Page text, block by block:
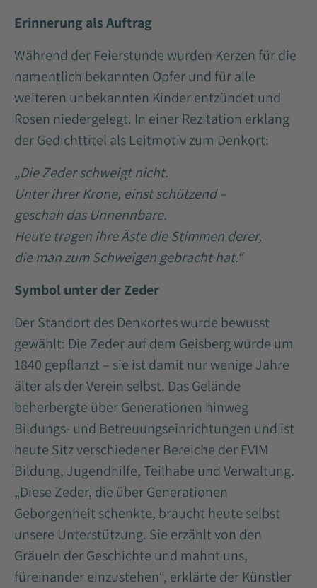
Erinnerung als Auftrag
Während der Feierstunde wurden Kerzen für die
namentlich bekannten Opfer und für alle
weiteren unbekannten Kinder entzündet und
Rosen niedergelegt. In einer Rezitation erklang
der Gedichttitel als Leitmotiv zum Denkort:
„Die Zeder schweigt nicht.
Unter ihrer Krone, einst schützend –
geschah das Unnennbare.
Heute tragen ihre Äste die Stimmen derer,
die man zum Schweigen gebracht hat.“
Symbol unter der Zeder
Der Standort des Denkortes wurde bewusst
gewählt: Die Zeder auf dem Geisberg wurde um
1840 gepflanzt – sie ist damit nur wenige Jahre
älter als der Verein selbst. Das Gelände
beherbergte über Generationen hinweg
Bildungs- und Betreuungseinrichtungen und ist
heute Sitz verschiedener Bereiche der EVIM
Bildung, Jugendhilfe, Teilhabe und Verwaltung.
„Diese Zeder, die über Generationen
Geborgenheit schenkte, braucht heute selbst
unsere Unterstützung. Sie erzählt von den
Gräueln der Geschichte und mahnt uns,
füreinander einzustehen“, erklärte der Künstler